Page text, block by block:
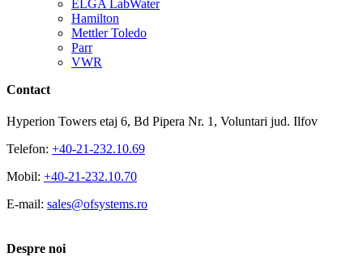
ELGA LabWater
Hamilton
Mettler Toledo
Parr
VWR
Contact
Hyperion Towers etaj 6, Bd Pipera Nr. 1, Voluntari jud. Ilfov
Telefon: +40-21-232.10.69
Mobil: +40-21-232.10.70
E-mail: sales@ofsystems.ro
Despre noi